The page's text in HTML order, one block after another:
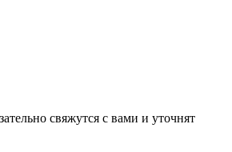
свяжутся с вами и уточнят